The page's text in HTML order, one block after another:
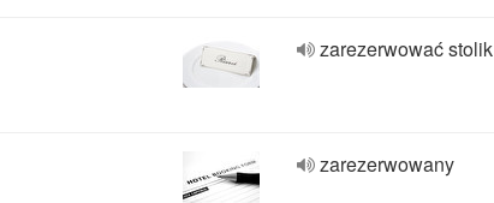
zarezerwować stolik
zarezerwowany